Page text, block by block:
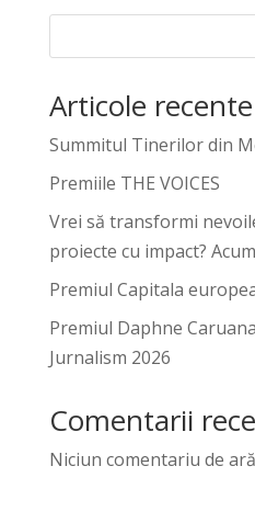
Articole recente
Summitul Tinerilor din
Premiile THE VOICES
Vrei să transformi
proiecte cu impact?
Premiul Capitala
Premiul Daphne
Jurnalism 2026
Comentarii
Niciun comentariu de